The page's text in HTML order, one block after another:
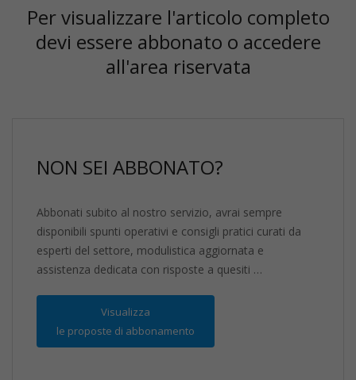
Per visualizzare l'articolo completo
devi essere abbonato o accedere
all'area riservata
NON SEI ABBONATO?
Abbonati subito al nostro servizio, avrai sempre
disponibili spunti operativi e consigli pratici curati da
esperti del settore, modulistica aggiornata e
assistenza dedicata con risposte a quesiti …
Visualizza
le proposte di abbonamento